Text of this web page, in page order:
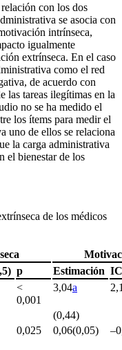
relación con los dos
se asocia con
intrínseca,
igualmente
extrínseca. En el caso
como el red
de acuerdo con
las tareas ilegítimas en la
no se ha medido el
los ítems para medir el
uno de ellos se relaciona
la carga administrativa
el bienestar de los
de los médicos
p Estimación
<
0,001
3,04a
(0,44)
0,025 0,06(0,05)